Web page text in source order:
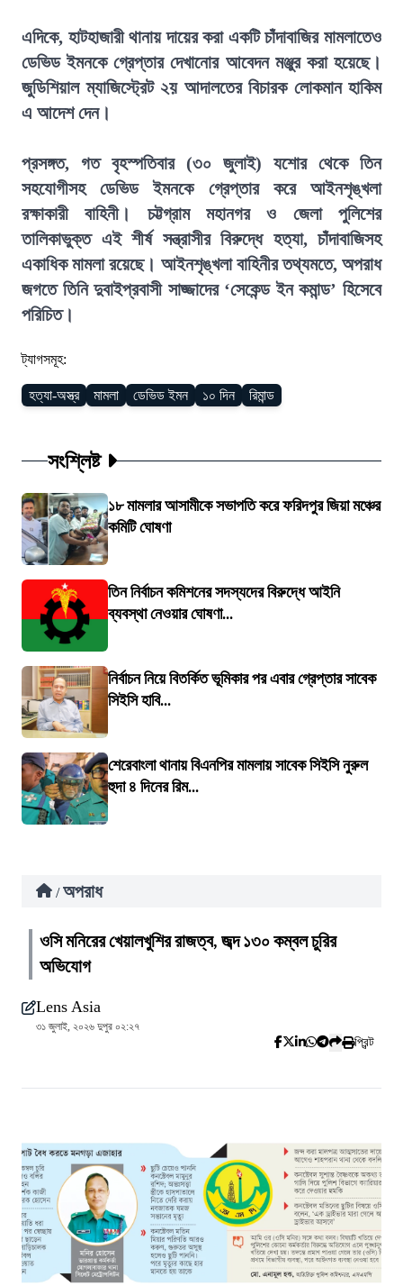
এদিকে, হাটহাজারী থানায় দায়ের করা একটি চাঁদাবাজির মামলাতেও
ডেভিড ইমনকে গ্রেপ্তার দেখানোর আবেদন মঞ্জুর করা হয়েছে।
জুডিশিয়াল ম্যাজিস্ট্রেট ২য় আদালতের বিচারক লোকমান হাকিম
এ আদেশ দেন।
প্রসঙ্গত, গত বৃহস্পতিবার (৩০ জুলাই) যশোর থেকে তিন
সহযোগীসহ ডেভিড ইমনকে গ্রেপ্তার করে আইনশৃঙ্খলা
রক্ষাকারী বাহিনী। চট্টগ্রাম মহানগর ও জেলা পুলিশের
তালিকাভুক্ত এই শীর্ষ সন্ত্রাসীর বিরুদ্ধে হত্যা, চাঁদাবাজিসহ
একাধিক মামলা রয়েছে। আইনশৃঙ্খলা বাহিনীর তথ্যমতে, অপরাধ
জগতে তিনি দুবাইপ্রবাসী সাজ্জাদের ‘সেকেন্ড ইন কমান্ড’ হিসেবে
পরিচিত।
ট্যাগসমূহ:
হত্যা-অস্ত্র মামলা ডেভিড ইমন ১০ দিন রিমান্ড
সংশ্লিষ্ট
১৮ মামলার আসামীকে সভাপতি করে ফরিদপুর জিয়া মঞ্চের
কমিটি ঘোষণা
তিন নির্বাচন কমিশনের সদস্যদের বিরুদ্ধে আইনি
ব্যবস্থা নেওয়ার ঘোষণা...
নির্বাচন নিয়ে বিতর্কিত ভূমিকার পর এবার গ্রেপ্তার সাবেক
সিইসি হাবি...
শেরেবাংলা থানায় বিএনপির মামলায় সাবেক সিইসি নুরুল
হুদা ৪ দিনের রিম...
/ অপরাধ
ওসি মনিরের খেয়ালখুশির রাজত্ব, জব্দ ১৩০ কম্বল চুরির
অভিযোগ
Lens Asia
৩১ জুলাই, ২০২৬ দুপুর ০২:২৭
প্রিন্ট